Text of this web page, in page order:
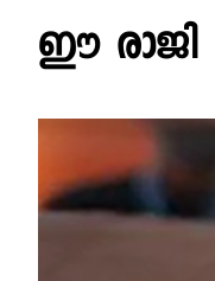
ഈ രാജി